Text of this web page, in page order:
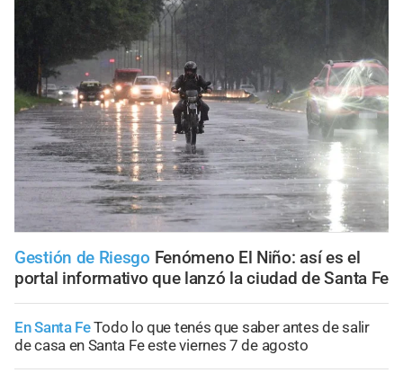
Gestión de Riesgo Fenómeno El Niño: así es el
portal informativo que lanzó la ciudad de Santa Fe
En Santa FeTodo lo que tenés que saber antes de salir
de casa en Santa Fe este viernes 7 de agosto